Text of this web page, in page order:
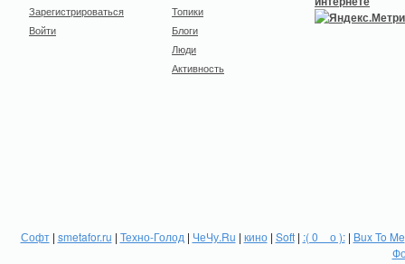
Зарегистрироваться
Войти
Топики
Блоги
Люди
Активность
Софт| smetafor.ru | Техно-Голод | ЧеЧу.Ru | кино| Soft| :( 0 _ о ):| Bux To Me